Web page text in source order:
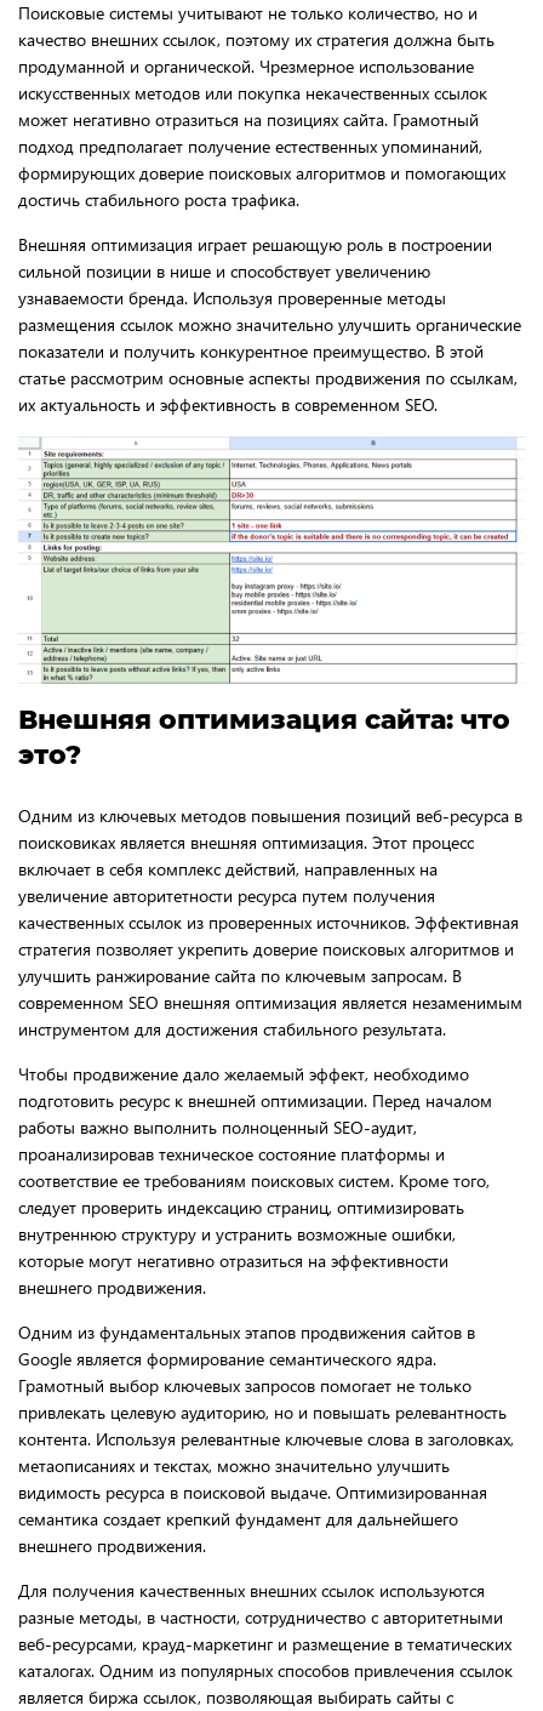
Поисковые системы учитывают не только количество, но и
качество внешних ссылок, поэтому их стратегия должна быть
продуманной и органической. Чрезмерное использование
искусственных методов или покупка некачественных ссылок
может негативно отразиться на позициях сайта. Грамотный
подход предполагает получение естественных упоминаний,
формирующих доверие поисковых алгоритмов и помогающих
достичь стабильного роста трафика.
Внешняя оптимизация играет решающую роль в построении
сильной позиции в нише и способствует увеличению
узнаваемости бренда. Используя проверенные методы
размещения ссылок можно значительно улучшить органические
показатели и получить конкурентное преимущество. В этой
статье рассмотрим основные аспекты продвижения по ссылкам,
их актуальность и эффективность в современном SEO.
Внешняя оптимизация сайта: что
это?
Одним из ключевых методов повышения позиций веб-ресурса в
поисковиках является внешняя оптимизация. Этот процесс
включает в себя комплекс действий, направленных на
увеличение авторитетности ресурса путем получения
качественных ссылок из проверенных источников. Эффективная
стратегия позволяет укрепить доверие поисковых алгоритмов и
улучшить ранжирование сайта по ключевым запросам. В
современном SEO внешняя оптимизация является незаменимым
инструментом для достижения стабильного результата.
Чтобы продвижение дало желаемый эффект, необходимо
подготовить ресурс к внешней оптимизации. Перед началом
работы важно выполнить полноценный SEO-аудит,
проанализировав техническое состояние платформы и
соответствие ее требованиям поисковых систем. Кроме того,
следует проверить индексацию страниц, оптимизировать
внутреннюю структуру и устранить возможные ошибки,
которые могут негативно отразиться на эффективности
внешнего продвижения.
Одним из фундаментальных этапов продвижения сайтов в
Google является формирование семантического ядра.
Грамотный выбор ключевых запросов помогает не только
привлекать целевую аудиторию, но и повышать релевантность
контента. Используя релевантные ключевые слова в заголовках,
метаописаниях и текстах, можно значительно улучшить
видимость ресурса в поисковой выдаче. Оптимизированная
семантика создает крепкий фундамент для дальнейшего
внешнего продвижения.
Для получения качественных внешних ссылок используются
разные методы, в частности, сотрудничество с авторитетными
веб-ресурсами, крауд-маркетинг и размещение в тематических
каталогах. Одним из популярных способов привлечения ссылок
является биржа ссылок, позволяющая выбирать сайты с